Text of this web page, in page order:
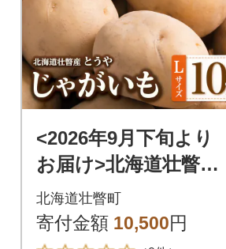
<2026年9月下旬より
お届け>北海道壮瞥町
産じゃがいも(とうや)
Lサイズ10kg SBTN00
5
北海道壮瞥町
寄付金額 10,500円